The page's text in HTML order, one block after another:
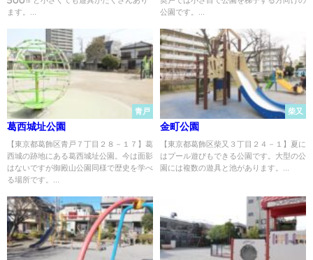
ます。...
公園です。...
青戸
葛西城址公園
【東京都葛飾区青戸７丁目２８－１７】葛
西城の跡地にある葛西城址公園。今は面影
はないですが御殿山公園同様で歴史を学べ
る場所です。...
柴又
金町公園
【東京都葛飾区柴又３丁目２４－１】夏に
はプール遊びもできる公園です。大型の公
園には複数の遊具と池があります。...